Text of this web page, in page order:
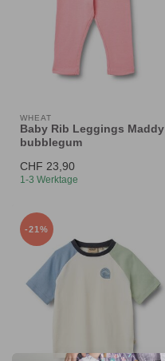
WHEAT
Baby Rib Leggings Maddy
bubblegum
CHF 23,90
1-3 Werktage
-21%